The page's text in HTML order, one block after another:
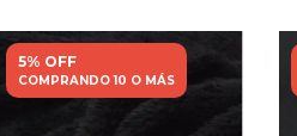
5% OFF
COMPRANDO 10 O MÁS